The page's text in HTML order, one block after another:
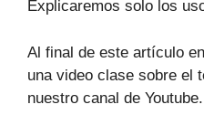
Explicaremos solo los
Al final de este artículo
una video clase sobre el
nuestro canal de Youtube.